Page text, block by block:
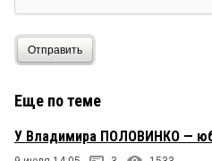
Отправить
Еще по теме
У Владимира ПОЛОВИНКО —